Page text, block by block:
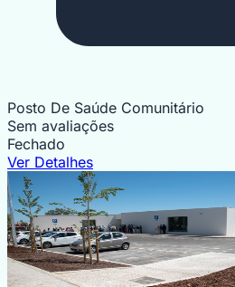
Posto De Saúde Comunitário
Sem avaliações
Fechado
Ver Detalhes